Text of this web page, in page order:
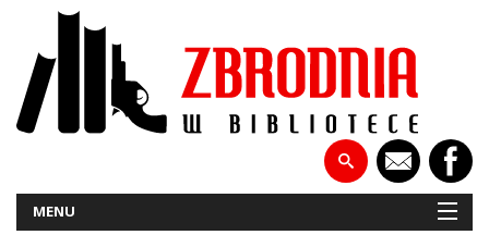
MENU